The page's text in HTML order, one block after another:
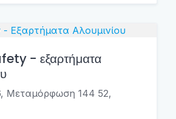
- εξαρτήματα
Μεταμόρφωση 144 52,